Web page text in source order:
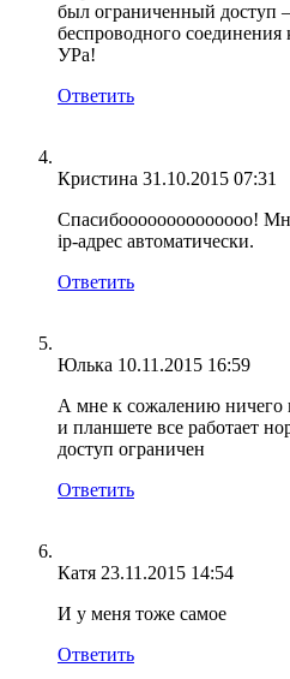
был ограниченный доступ
беспроводного
УРа!
Ответить
Кристина 31.10.2015 07:31
Спасибоооооооооооооо!
ip-адрес автоматически.
Ответить
Юлька 10.11.2015 16:59
А мне к сожалению ничего
и планшете все работает
доступ ограничен
Ответить
Катя 23.11.2015 14:54
И у меня тоже самое
Ответить